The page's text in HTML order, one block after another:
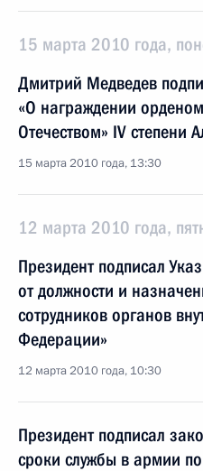
15 марта 2010 года,
Дмитрий Медведев
«О награждении
Отечеством» IV степени
15 марта 2010 года, 13:30
12 марта 2010 года,
Президент подписал
от должности и
сотрудников органов
Федерации»
12 марта 2010 года, 10:30
Президент подписал
сроки службы в армии